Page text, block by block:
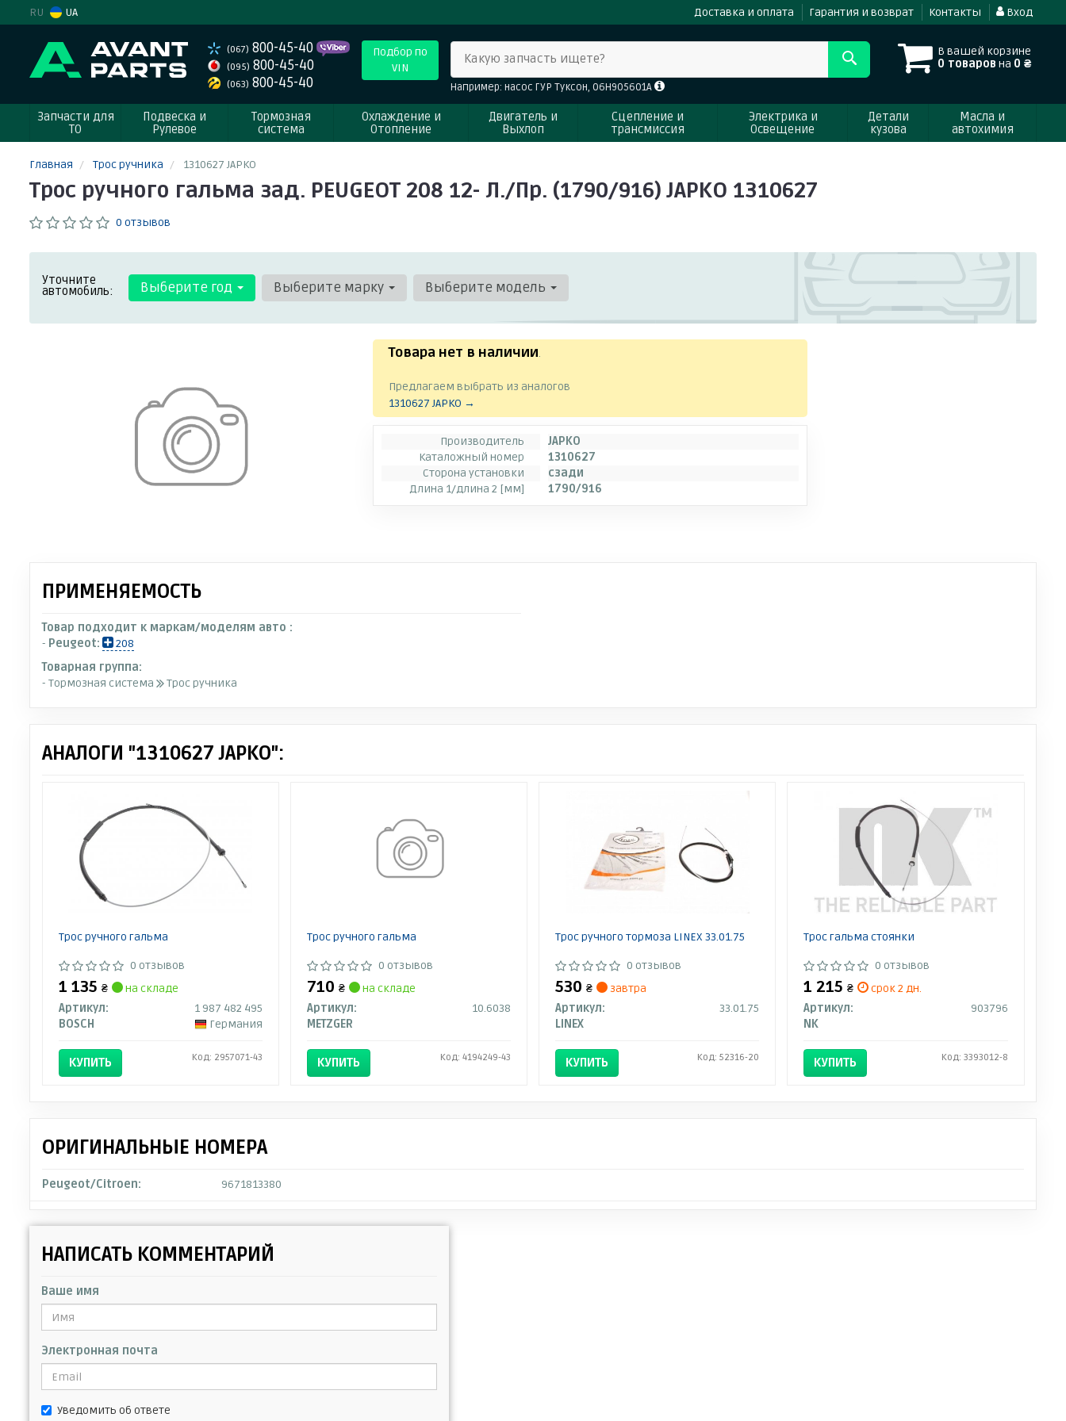
RU UA Доставка и оплата Гарантия и возврат Контакты Вход
(067) 800-45-40
(095) 800-45-40
(063) 800-45-40
Подбор по
VIN
В вашей корзине
0 товаров на 0 ₴
Какую запчасть ищете?
Например: насос ГУР Туксон, 06H905601A
Запчасти для
ТО
Подвеска и
Рулевое
Тормозная
система
Охлаждение и
Отопление
Двигатель и
Выхлоп
Сцепление и
трансмиссия
Электрика и
Освещение
Детали
кузова
Масла и
автохимия
Главная Трос ручника 1310627 JAPKO
Трос ручного гальма зад. PEUGEOT 208 12- Л./Пр. (1790/916) JAPKO 1310627
0 отзывов
Уточните
автомобиль: Выберите год Выберите марку Выберите модель
Товара нет в наличии.
Предлагаем выбрать из аналогов
1310627 JAPKO →
Производитель
JAPKO
Каталожный номер
1310627
Сторона установки
сзади
Длина 1/длина 2 [мм]
1790/916
ПРИМЕНЯЕМОСТЬ
Товар подходит к маркам/моделям авто :
- Peugeot:
208
Товарная группа:
- Тормозная система
Трос ручника
АНАЛОГИ "1310627 JAPKO":
Трос ручного гальма
0 отзывов
1 135 ₴
на складе
Артикул:
1 987 482 495
BOSCH
Германия
КУПИТЬ Код: 2957071-43
Трос ручного гальма
0 отзывов
710 ₴
на складе
Артикул:
10.6038
METZGER
КУПИТЬ Код: 4194249-43
Трос ручного тормоза LINEX 33.01.75
0 отзывов
530 ₴
завтра
Артикул:
33.01.75
LINEX
КУПИТЬ Код: 52316-20
Трос гальма стоянки
0 отзывов
1 215₴
срок 2 дн.
Артикул:
903796
NK
КУПИТЬ Код: 3393012-8
ОРИГИНАЛЬНЫЕ НОМЕРА
Peugeot/Citroen: 9671813380
НАПИСАТЬ КОММЕНТАРИЙ
Ваше имя
Электронная почта
Уведомить об ответе